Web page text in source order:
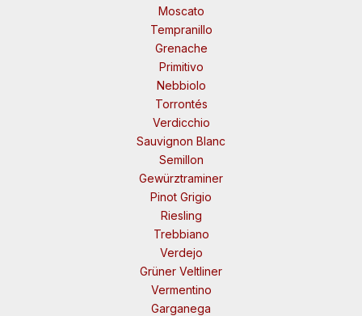
Moscato
Tempranillo
Grenache
Primitivo
Nebbiolo
Torrontés
Verdicchio
Sauvignon Blanc
Semillon
Gewürztraminer
Pinot Grigio
Riesling
Trebbiano
Verdejo
Grüner Veltliner
Vermentino
Garganega